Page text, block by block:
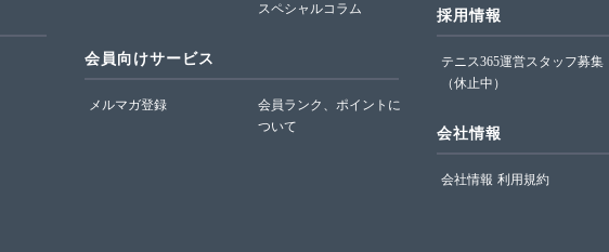
スペシャルコラム
会員向けサービス
メルマガ登録
会員ランク、ポイントに
ついて
採用情報
テニス365運営スタッフ募集
（休止中）
会社情報
会社情報 利用規約